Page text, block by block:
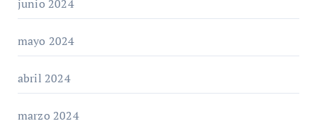
junio 2024
mayo 2024
abril 2024
marzo 2024